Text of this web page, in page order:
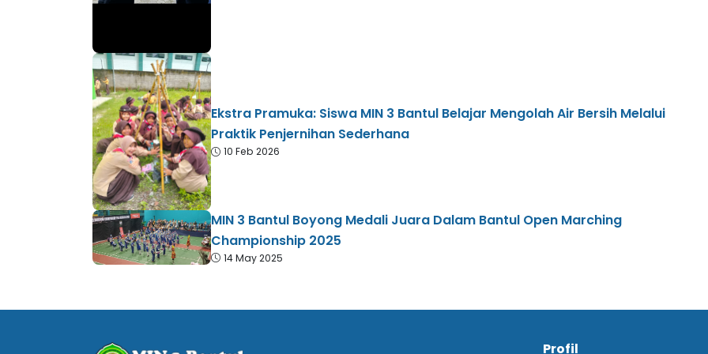
Ekstra Pramuka: Siswa MIN 3 Bantul Belajar Mengolah Air Bersih Melalui
Praktik Penjernihan Sederhana
10 Feb 2026
MIN 3 Bantul Boyong Medali Juara Dalam Bantul Open Marching
Championship 2025
14 May 2025
Profil